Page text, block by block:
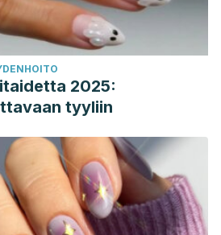
2025:
tyyliin